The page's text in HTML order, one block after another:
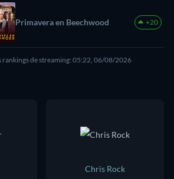
Primavera en Beechwood +20
rankings de streaming: 05:22, 06/08/2026
Chris Rock